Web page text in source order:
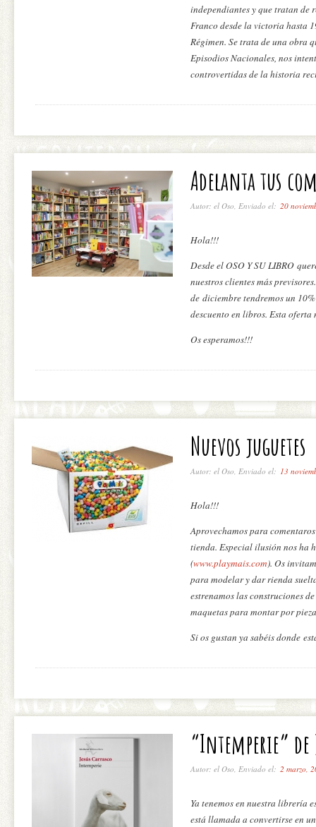
independiantes y que tratan de
Franco desde la victoria hasta
Régimen. Se trata de una obra
Episodios Nacionales, nos
controvertidas de la historia
Adelanta tus
Autor: el Oso, Enviado el: 20
Hola!!!
Desde el OSO Y SU LIBRO
nuestros clientes más
de diciembre tendremos un
descuento en libros. Esta
Os esperamos!!!
Nuevos juguetes
Autor: el Oso, Enviado el: 13
Hola!!!
Aprovechamos para
tienda. Especial ilusión nos ha
(www.playmais.com). Os
para modelar y dar rienda
estrenamos las construciones
maquetas para montar por
Si os gustan ya sabéis donde
“Intemperie” de
Autor: el Oso, Enviado el: 2 marzo,
Ya tenemos en nuestra librería
está llamada a convertirse en